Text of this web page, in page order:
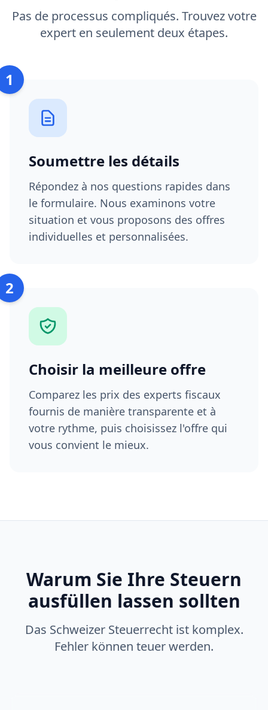
Pas de processus compliqués. Trouvez votre
expert en seulement deux étapes.
1
Soumettre les détails
Répondez à nos questions rapides dans
le formulaire. Nous examinons votre
situation et vous proposons des offres
individuelles et personnalisées.
2
Choisir la meilleure offre
Comparez les prix des experts fiscaux
fournis de manière transparente et à
votre rythme, puis choisissez l'offre qui
vous convient le mieux.
Warum Sie Ihre Steuern
ausfüllen lassen sollten
Das Schweizer Steuerrecht ist komplex.
Fehler können teuer werden.